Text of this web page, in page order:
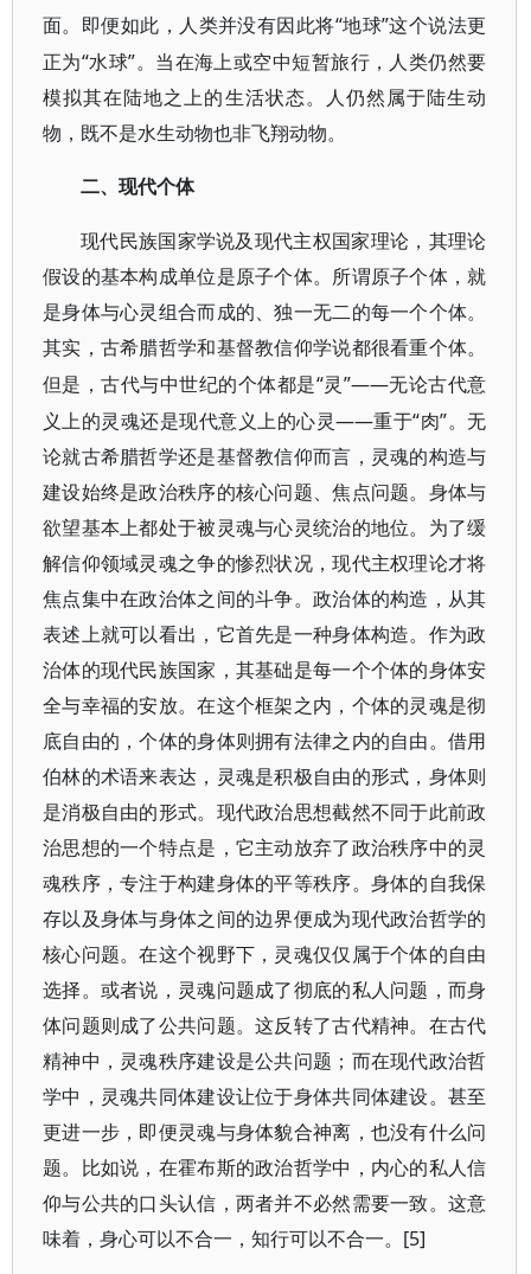
面。即便如此，人类并没有因此将“地球”这个说法更
正为“水球”。当在海上或空中短暂旅行，人类仍然要
模拟其在陆地之上的生活状态。人仍然属于陆生动
物，既不是水生动物也非飞翔动物。
二、现代个体
现代民族国家学说及现代主权国家理论，其理论
假设的基本构成单位是原子个体。所谓原子个体，就
是身体与心灵组合而成的、独一无二的每一个个体。
其实，古希腊哲学和基督教信仰学说都很看重个体。
但是，古代与中世纪的个体都是“灵”——无论古代意
义上的灵魂还是现代意义上的心灵——重于“肉”。无
论就古希腊哲学还是基督教信仰而言，灵魂的构造与
建设始终是政治秩序的核心问题、焦点问题。身体与
欲望基本上都处于被灵魂与心灵统治的地位。为了缓
解信仰领域灵魂之争的惨烈状况，现代主权理论才将
焦点集中在政治体之间的斗争。政治体的构造，从其
表述上就可以看出，它首先是一种身体构造。作为政
治体的现代民族国家，其基础是每一个个体的身体安
全与幸福的安放。在这个框架之内，个体的灵魂是彻
底自由的，个体的身体则拥有法律之内的自由。借用
伯林的术语来表达，灵魂是积极自由的形式，身体则
是消极自由的形式。现代政治思想截然不同于此前政
治思想的一个特点是，它主动放弃了政治秩序中的灵
魂秩序，专注于构建身体的平等秩序。身体的自我保
存以及身体与身体之间的边界便成为现代政治哲学的
核心问题。在这个视野下，灵魂仅仅属于个体的自由
选择。或者说，灵魂问题成了彻底的私人问题，而身
体问题则成了公共问题。这反转了古代精神。在古代
精神中，灵魂秩序建设是公共问题；而在现代政治哲
学中，灵魂共同体建设让位于身体共同体建设。甚至
更进一步，即便灵魂与身体貌合神离，也没有什么问
题。比如说，在霍布斯的政治哲学中，内心的私人信
仰与公共的口头认信，两者并不必然需要一致。这意
味着，身心可以不合一，知行可以不合一。[5]